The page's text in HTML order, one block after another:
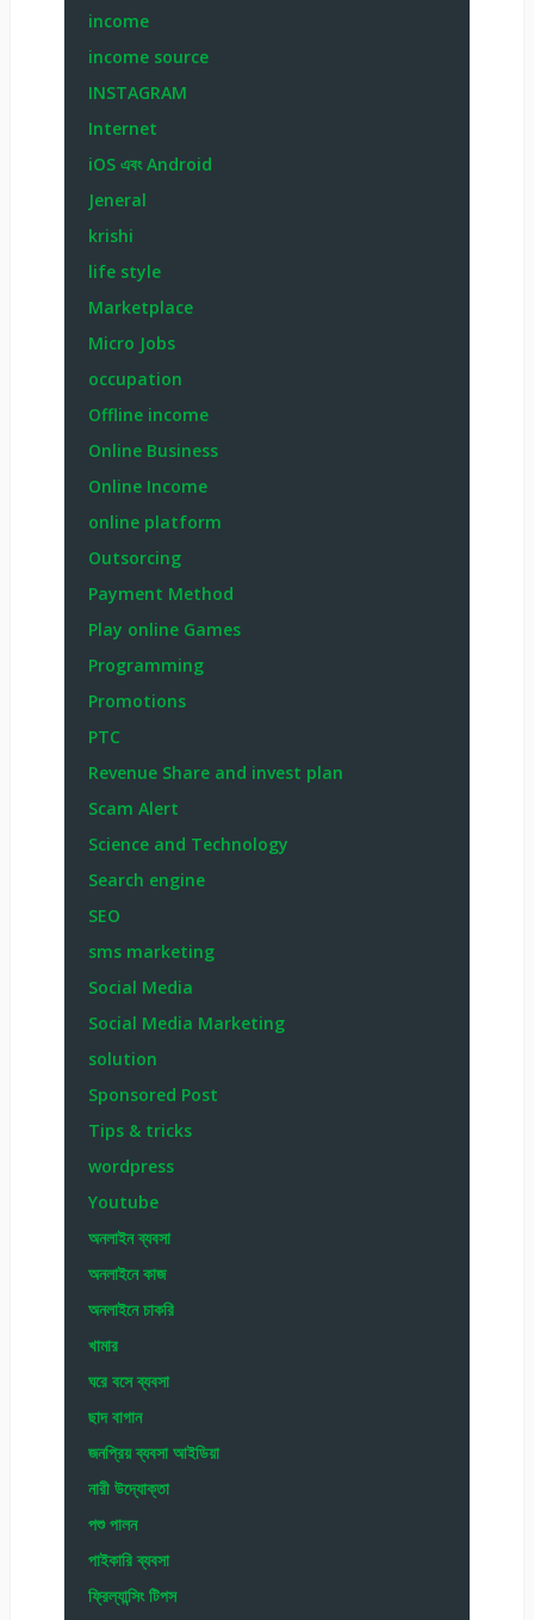
income
income source
INSTAGRAM
Internet
iOS এবং Android
Jeneral
krishi
life style
Marketplace
Micro Jobs
occupation
Offline income
Online Business
Online Income
online platform
Outsorcing
Payment Method
Play online Games
Programming
Promotions
PTC
Revenue Share and invest plan
Scam Alert
Science and Technology
Search engine
SEO
sms marketing
Social Media
Social Media Marketing
solution
Sponsored Post
Tips & tricks
wordpress
Youtube
অনলাইন ব্যবসা
অনলাইনে কাজ
অনলাইনে চাকরি
খামার
ঘরে বসে ব্যবসা
ছাদ বাগান
জনপ্রিয় ব্যবসা আইডিয়া
নারী উদ্যোক্তা
পশু পালন
পাইকারি ব্যবসা
ফ্রিল্যান্সিং টিপস